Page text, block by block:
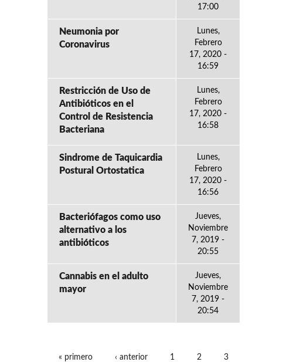
17:00
Neumonia por
Coronavirus
Lunes,
Febrero
17, 2020 -
16:59
Restricción de Uso de
Antibióticos en el
Control de Resistencia
Bacteriana
Lunes,
Febrero
17, 2020 -
16:58
Sindrome de Taquicardia
Postural Ortostatica
Lunes,
Febrero
17, 2020 -
16:56
Bacteriófagos como uso
alternativo a los
antibióticos
Jueves,
Noviembre
7, 2019 -
20:55
Cannabis en el adulto
mayor
Jueves,
Noviembre
7, 2019 -
20:54
« primero ‹ anterior 1 2 3